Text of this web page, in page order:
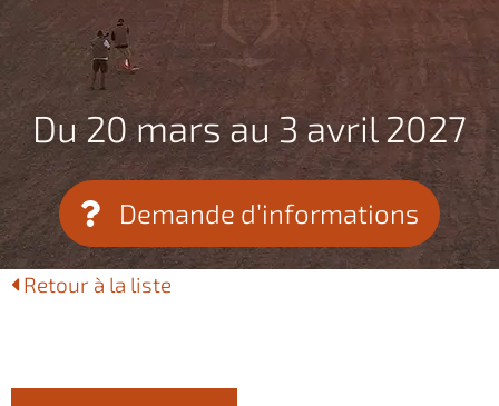
Du 20 mars au 3 avril 2027
Demande d’informations
Retour à la liste